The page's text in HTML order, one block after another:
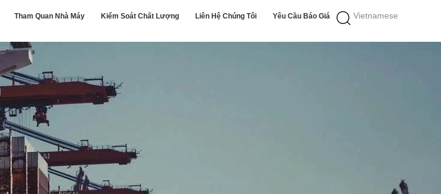
Vietnamese
Tham Quan Nhà Máy Kiểm Soát Chất Lượng Liên Hệ Chúng Tôi Yêu Cầu Báo Giá